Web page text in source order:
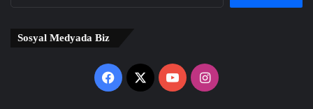
Sosyal Medyada Biz
Facebook
X YouTubeInstagram